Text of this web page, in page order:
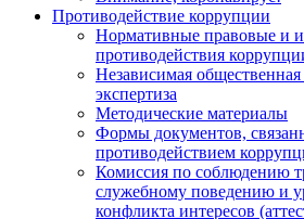
Противодействие коррупции
Нормативные правовые и
противодействия
Независимая
экспертиза
Методические материалы
Формы документов,
противодействием
Комиссия по соблюдению
служебному поведению и
конфликта интересов